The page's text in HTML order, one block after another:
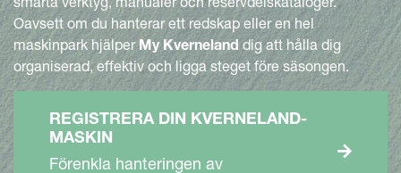
Oavsett om du hanterar ett redskap eller en hel
maskinpark hjälperMy Kverneland dig att hålla dig
organiserad, effektiv och ligga steget före säsongen.
REGISTRERA DIN KVERNELAND-
MASKIN
Förenkla hanteringen av